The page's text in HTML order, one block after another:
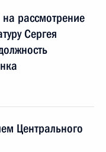
рассмотрение
Сергея
Центрального